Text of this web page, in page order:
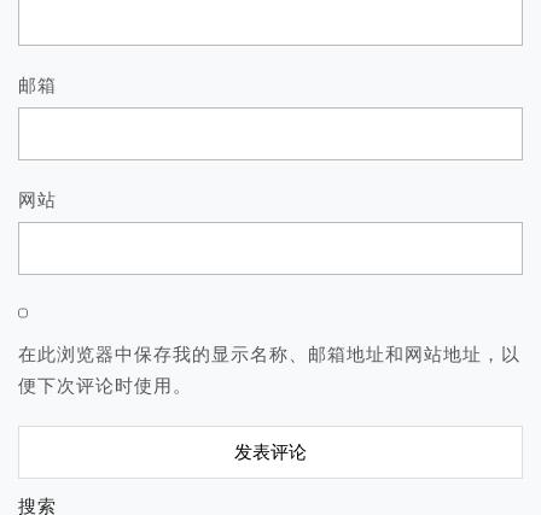
邮箱
网站
在此浏览器中保存我的显示名称、邮箱地址和网站地址，以
便下次评论时使用。
搜索